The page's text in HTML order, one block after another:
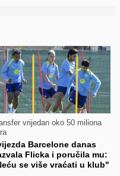
vrijedan oko 50 miliona
Barcelone danas
Flicka i poručila mu:
se više vraćati u klub"